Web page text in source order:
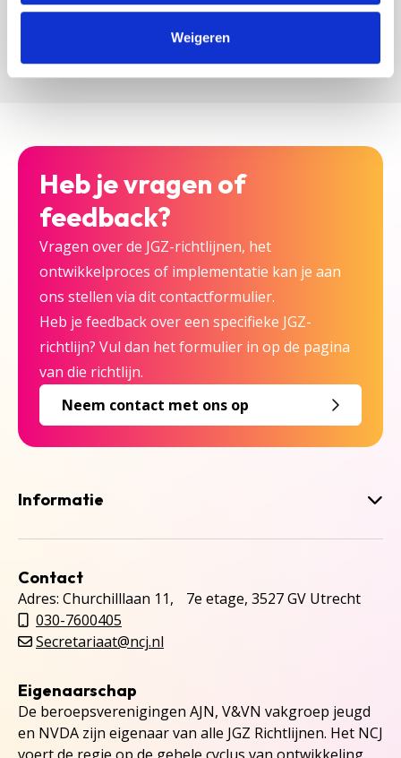
Weigeren
Versturen
Heb je vragen of
feedback?
Vragen over de JGZ-richtlijnen, het
ontwikkelproces of implementatie kan je aan
ons stellen via dit contactformulier.
Heb je feedback over een specifieke JGZ-
richtlijn? Vul dan het formulier in op de pagina
van die richtlijn.
Neem contact met ons op
Informatie
Contact
Adres: Churchilllaan 11, 7e etage, 3527 GV Utrecht
030-7600405
Secretariaat@ncj.nl
Eigenaarschap
De beroepsverenigingen AJN, V&VN vakgroep jeugd
en NVDA zijn eigenaar van alle JGZ Richtlijnen. Het NCJ